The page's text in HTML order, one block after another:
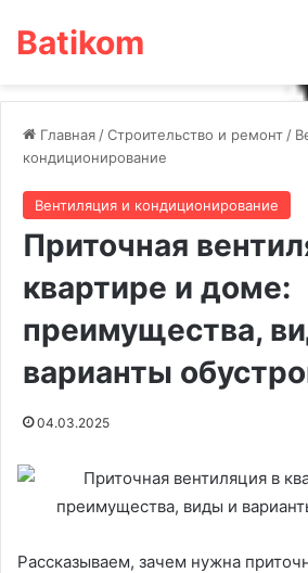
Batikom
Главная /Строительство и ремонт /
кондиционирование
Вентиляция и кондиционирование
Приточная
квартире и доме:
преимущества,
варианты
04.03.2025
Рассказываем, зачем нужна